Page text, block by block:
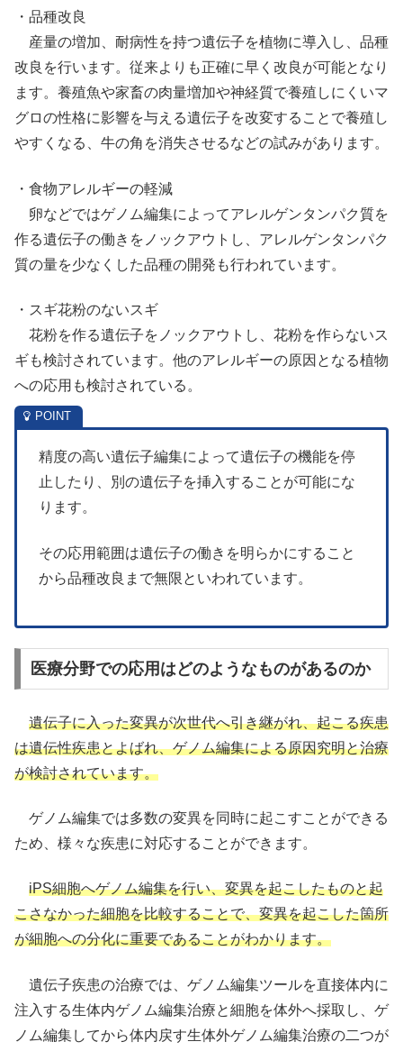
・品種改良
産量の増加、耐病性を持つ遺伝子を植物に導入し、品種
改良を行います。従来よりも正確に早く改良が可能となり
ます。養殖魚や家畜の肉量増加や神経質で養殖しにくいマ
グロの性格に影響を与える遺伝子を改変することで養殖し
やすくなる、牛の角を消失させるなどの試みがあります。
・食物アレルギーの軽減
卵などではゲノム編集によってアレルゲンタンパク質を
作る遺伝子の働きをノックアウトし、アレルゲンタンパク
質の量を少なくした品種の開発も行われています。
・スギ花粉のないスギ
花粉を作る遺伝子をノックアウトし、花粉を作らないス
ギも検討されています。他のアレルギーの原因となる植物
への応用も検討されている。
精度の高い遺伝子編集によって遺伝子の機能を停
止したり、別の遺伝子を挿入することが可能にな
ります。
その応用範囲は遺伝子の働きを明らかにすること
から品種改良まで無限といわれています。
医療分野での応用はどのようなものがあるのか
遺伝子に入った変異が次世代へ引き継がれ、起こる疾患
は遺伝性疾患とよばれ、ゲノム編集による原因究明と治療
が検討されています。
ゲノム編集では多数の変異を同時に起こすことができる
ため、様々な疾患に対応することができます。
iPS細胞へゲノム編集を行い、変異を起こしたものと起
こさなかった細胞を比較することで、変異を起こした箇所
が細胞への分化に重要であることがわかります。
遺伝子疾患の治療では、ゲノム編集ツールを直接体内に
注入する生体内ゲノム編集治療と細胞を体外へ採取し、ゲ
ノム編集してから体内戻す生体外ゲノム編集治療の二つが